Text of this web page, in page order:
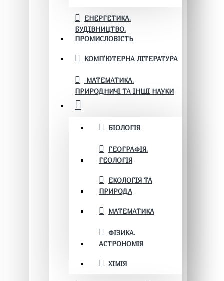
ЕНЕРГЕТИКА.
БУДІВНИЦТВО.
ПРОМИСЛОВІСТЬ
КОМП'ЮТЕРНА ЛІТЕРАТУРА
МАТЕМАТИКА.
ПРИРОДНИЧІ ТА ІНШІ НАУКИ
БІОЛОГІЯ
ГЕОГРАФІЯ.
ГЕОЛОГІЯ
ЕКОЛОГІЯ ТА
ПРИРОДА
МАТЕМАТИКА
ФІЗИКА.
АСТРОНОМІЯ
ХІМІЯ